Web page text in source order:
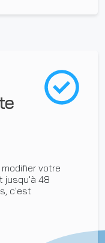
votre
jusqu'à 48
c'est